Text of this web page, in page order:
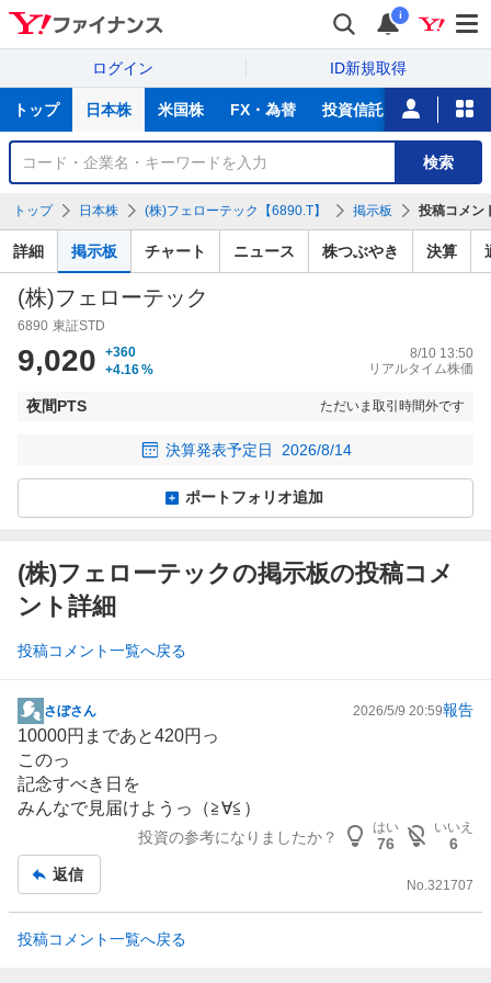
i
ログイン ID新規取得
サ
トップ 日本株 米国株 FX・為替 投資信託 ニュース
銘
検
索
検索
トップ 日本株 (株)フェローテック【6890.T】 掲示板 投稿コメン
詳細 掲示板 チャート ニュース 株つぶやき 決算
(株)フェローテック
6890 東証STD
9,020
+360
+4.16%
8/10 13:50
リアルタイム株価
夜間PTS ただいま取引時間外です
決算発表予定日 2026/8/14
ポートフォリオ追加
(株)フェローテックの掲示板の投稿コメ
ント詳細
投稿コメント一覧へ戻る
掲
示
板
記
事
さぼさん 2026/5/9 20:59報告
10000円まであと420円っ
このっ
記念すべき日を
みんなで見届けようっ（≧∀≦）
投資の参考になりましたか？
はい
76
いいえ
6
返信
No.321707
投稿コメント一覧へ戻る